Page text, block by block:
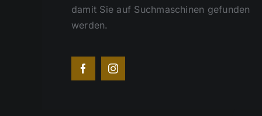
damit Sie auf Suchmaschinen gefunden
werden.